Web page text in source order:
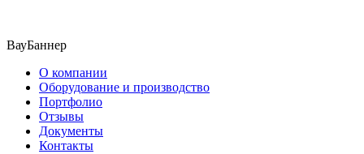
ВауБаннер
О компании
Оборудование и производство
Портфолио
Отзывы
Документы
Контакты